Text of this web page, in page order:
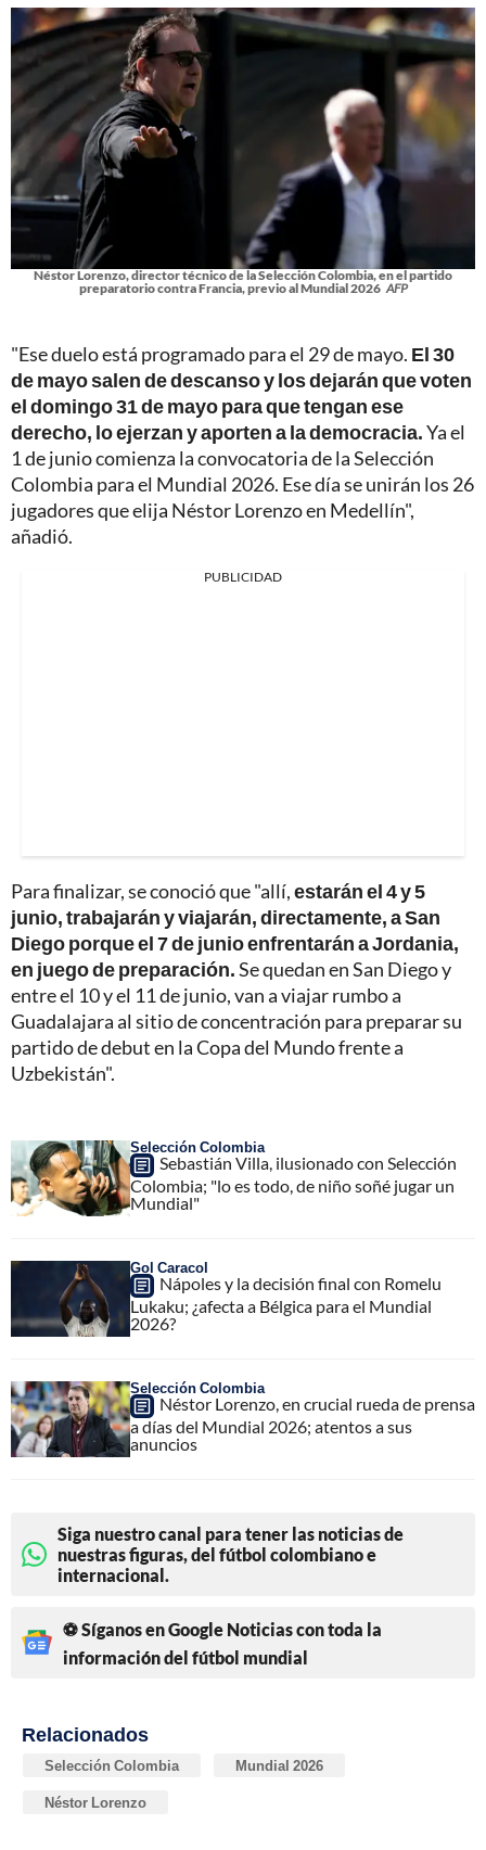
Néstor Lorenzo, director técnico de la Selección Colombia, en el partido
preparatorio contra Francia, previo al Mundial 2026 AFP
"Ese duelo está programado para el 29 de mayo. El 30
de mayo salen de descanso y los dejarán que voten
el domingo 31 de mayo para que tengan ese
derecho, lo ejerzan y aporten a la democracia.Ya el
1 de junio comienza la convocatoria de la Selección
Colombia para el Mundial 2026. Ese día se unirán los 26
jugadores que elija Néstor Lorenzo en Medellín",
añadió.
PUBLICIDAD
Para finalizar, se conoció que "allí,estarán el 4 y 5
junio, trabajarán y viajarán, directamente, a San
Diego porque el 7 de junio enfrentarán a Jordania,
en juego de preparación.Se quedan en San Diego y
entre el 10 y el 11 de junio, van a viajar rumbo a
Guadalajara al sitio de concentración para preparar su
partido de debut en la Copa del Mundo frente a
Uzbekistán".
Selección Colombia
Sebastián Villa, ilusionado con Selección
Colombia; "lo es todo, de niño soñé jugar un
Mundial"
Gol Caracol
Nápoles y la decisión final con Romelu
Lukaku; ¿afecta a Bélgica para el Mundial
2026?
Selección Colombia
Néstor Lorenzo, en crucial rueda de prensa
a días del Mundial 2026; atentos a sus
anuncios
Siga nuestro canal para tener las noticias de
nuestras figuras, del fútbol colombiano e
internacional.
⚽ Síganos en Google Noticias con toda la
información del fútbol mundial
Relacionados
Selección Colombia Mundial 2026
Néstor Lorenzo